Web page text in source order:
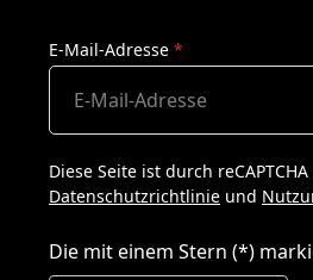
E-Mail-Adresse *
Diese Seite ist durch
Datenschutzrichtlinie und
Die mit einem Stern (*)